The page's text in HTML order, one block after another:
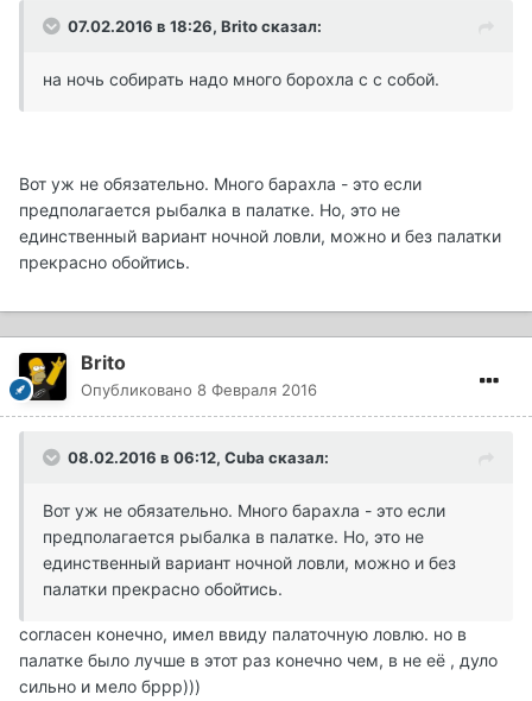
07.02.2016 в 18:26, Brito сказал:
на ночь собирать надо много борохла с с собой.
Вот уж не обязательно. Много барахла - это если
предполагается рыбалка в палатке. Но, это не
единственный вариант ночной ловли, можно и без палатки
прекрасно обойтись.
Brito
Опубликовано 8 Февраля 2016
08.02.2016 в 06:12, Cuba сказал:
Вот уж не обязательно. Много барахла - это если
предполагается рыбалка в палатке. Но, это не
единственный вариант ночной ловли, можно и без
палатки прекрасно обойтись.
согласен конечно, имел ввиду палаточную ловлю. но в
палатке было лучше в этот раз конечно чем, в не её , дуло
сильно и мело бррр)))